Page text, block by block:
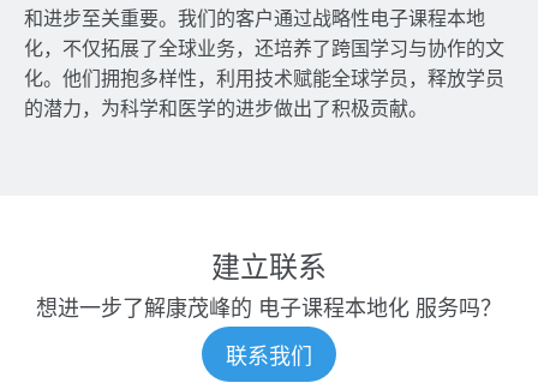
和进步至关重要。我们的客户通过战略性电子课程本地
化，不仅拓展了全球业务，还培养了跨国学习与协作的文
化。他们拥抱多样性，利用技术赋能全球学员，释放学员
的潜力，为科学和医学的进步做出了积极贡献。
建立联系
想进一步了解康茂峰的 电子课程本地化 服务吗？
联系我们